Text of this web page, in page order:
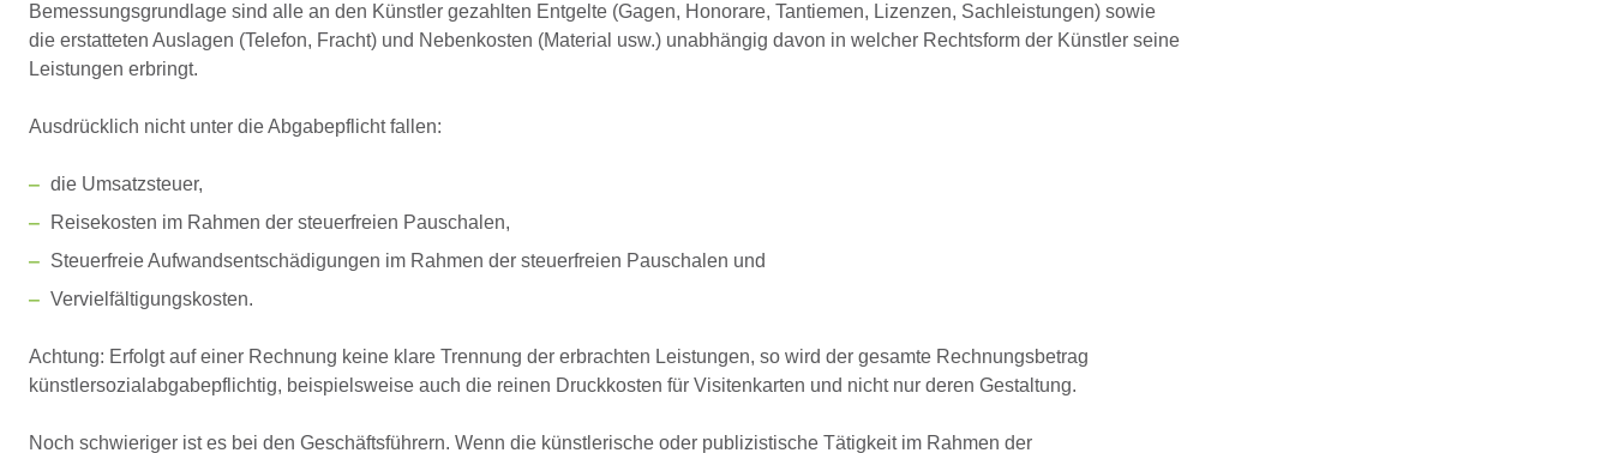
Bemessungsgrundlage sind alle an den Künstler gezahlten Entgelte (Gagen, Honorare, Tantiemen, Lizenzen, Sachleistungen) sowie
die erstatteten Auslagen (Telefon, Fracht) und Nebenkosten (Material usw.) unabhängig davon in welcher Rechtsform der Künstler seine
Leistungen erbringt.
Ausdrücklich nicht unter die Abgabepflicht fallen:
die Umsatzsteuer,
Reisekosten im Rahmen der steuerfreien Pauschalen,
Steuerfreie Aufwandsentschädigungen im Rahmen der steuerfreien Pauschalen und
Vervielfältigungskosten.
Achtung: Erfolgt auf einer Rechnung keine klare Trennung der erbrachten Leistungen, so wird der gesamte Rechnungsbetrag
künstlersozialabgabepflichtig, beispielsweise auch die reinen Druckkosten für Visitenkarten und nicht nur deren Gestaltung.
Noch schwieriger ist es bei den Geschäftsführern. Wenn die künstlerische oder publizistische Tätigkeit im Rahmen der